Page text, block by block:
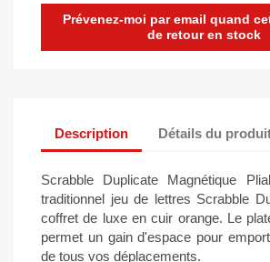
Prévenez-moi par email quand
de retour en stock
Description Détails du
Scrabble Duplicate Magnétique
traditionnel jeu de lettres Scrabble
coffret de luxe en cuir orange. Le
permet un gain d'espace pour
de tous vos déplacements.